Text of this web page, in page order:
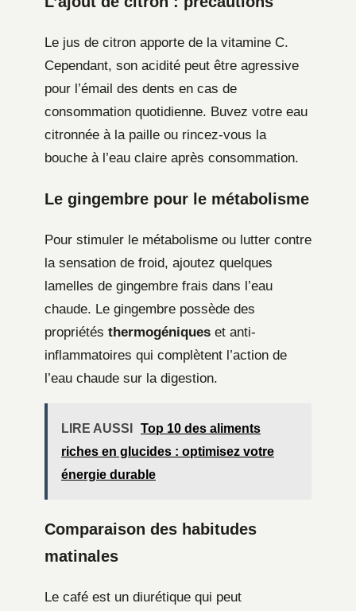
Le jus de citron apporte de la vitamine C.
Cependant, son acidité peut être agressive
pour l’émail des dents en cas de
consommation quotidienne. Buvez votre eau
citronnée à la paille ou rincez-vous la
bouche à l’eau claire après consommation.
Le gingembre pour le métabolisme
Pour stimuler le métabolisme ou lutter contre
la sensation de froid, ajoutez quelques
lamelles de gingembre frais dans l’eau
chaude. Le gingembre possède des
propriétés thermogéniques et anti-
inflammatoires qui complètent l’action de
l’eau chaude sur la digestion.
LIRE AUSSI
Top 10 des aliments
riches en glucides : optimisez votre
énergie durable
Comparaison des habitudes
matinales
Le café est un diurétique qui peut